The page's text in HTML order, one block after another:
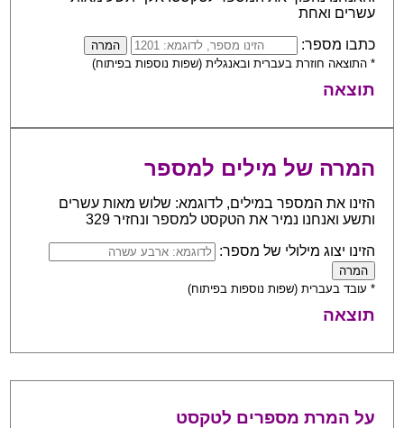
עשרים ואחת
כתבו מספר:
* התוצאה חוזרת בעברית ובאנגלית (שפות נוספות בפיתוח)
תוצאה
המרה של מילים למספר
הזינו את המספר במילים, לדוגמא: שלוש מאות עשרים
ותשע ואנחנו נמיר את הטקסט למספר ונחזיר 329
הזינו יצוג מילולי של מספר:
* עובד בעברית (שפות נוספות בפיתוח)
תוצאה
על המרת מספרים לטקסט